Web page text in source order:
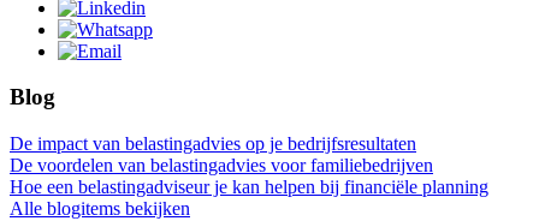
Blog
De impact van belastingadvies op je bedrijfsresultaten
De voordelen van belastingadvies voor familiebedrijven
Hoe een belastingadviseur je kan helpen bij financiële planning
Alle blogitems bekijken